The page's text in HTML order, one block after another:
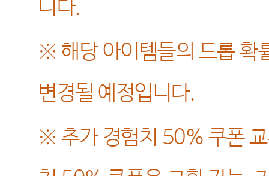
니다.
※ 해당 아이템들의 드롭 확
변경될 예정입니다.
※추가 경험치 50% 쿠폰